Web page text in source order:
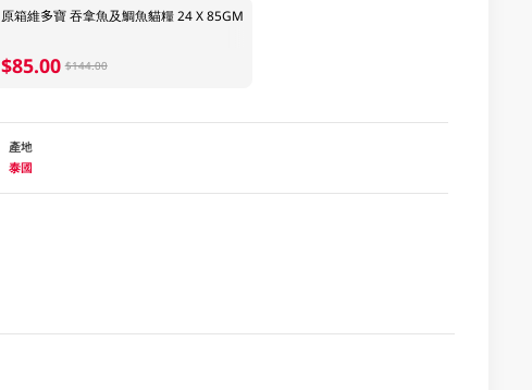
原箱維多寶 吞拿魚及鯛魚貓糧 24 X 85GM
$85.00 $144.00
產地
泰國